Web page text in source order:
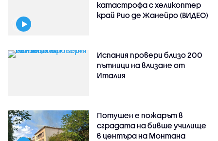
катастрофа с хеликоптер
край Рио де Жанейро (ВИДЕО)
Испания провери близо 200
пътници на влизане от
Италия
Потушен е пожарът в
сградата на бивше училище
в центъра на Монтана